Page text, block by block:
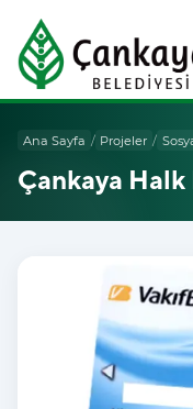
Ana Sayfa / Projeler /
Çankaya Halk